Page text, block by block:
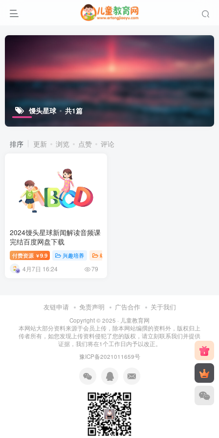
馒头星球 共1篇
排序 更新 浏览 点赞 评论
2024馒头星球新闻解读音频课
完结百度网盘下载
付费资源 ￥9.9 兴趣培养 幼儿知识
4月7日 16:24 79
友链申请 免责声明 广告合作 关于我们
Copyright © 2025 · 儿童教育网
本网站大部分资料来源于会员上传，除本网站编撰的资料外，版权归上
传者所有，如您发现上传资料侵犯了您的版权，请立刻联系我们并提供
证据，我们将在1个工作日内予以改正。
豫ICP备2021011659号